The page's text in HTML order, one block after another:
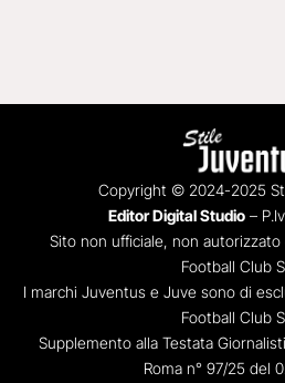
Copyright © 2024-2025
Editor Digital Studio–
Sito non ufficiale, non
Football Club
I marchi Juventus e Juve sono di
Football Club
Supplemento alla Testata
Roma n° 97/25 del